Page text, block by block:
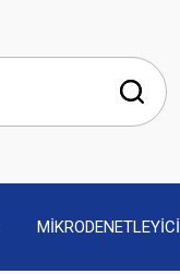
MİKRODENETLEYİCİ